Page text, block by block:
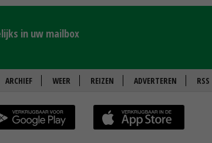
in uw mailbox
ARCHIEF WEER REIZEN ADVERTEREN RSS